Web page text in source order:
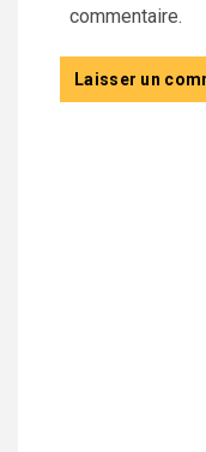
commentaire.